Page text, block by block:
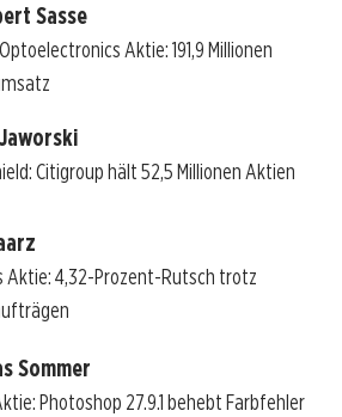
Sasse
Aktie: 191,9 Millionen
Citigroup hält 52,5 Millionen Aktien
Aktie: 4,32-Prozent-Rutsch trotz
Sommer
Photoshop 27.9.1 behebt Farbfehler